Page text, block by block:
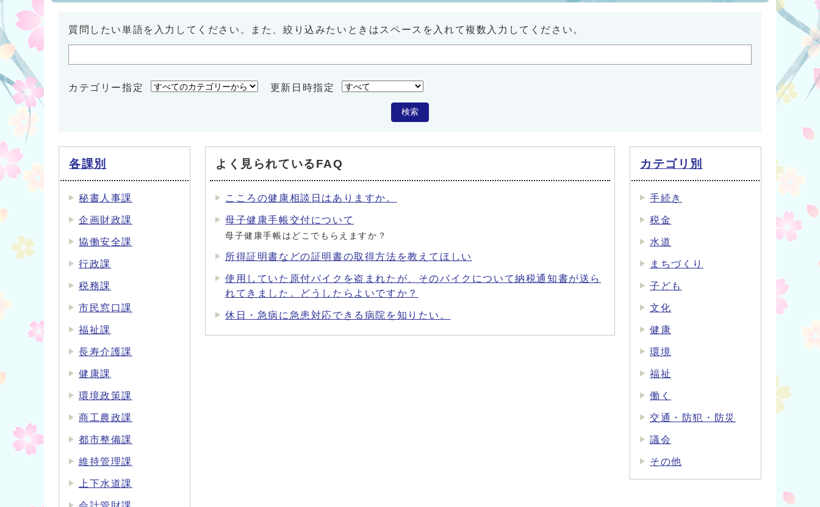
質問したい単語を入力してください。また、絞り込みたいときはスペースを入れて複数入力してください。
カテゴリー指定 更新日時指定
検索
各課別
秘書人事課
企画財政課
協働安全課
行政課
税務課
市民窓口課
福祉課
長寿介護課
健康課
環境政策課
商工農政課
都市整備課
維持管理課
上下水道課
よく見られているFAQ
こころの健康相談日はありますか。
母子健康手帳交付について
母子健康手帳はどこでもらえますか？
所得証明書などの証明書の取得方法を教えてほしい
使用していた原付バイクを盗まれたが、そのバイクについて納税通知書が送ら
れてきました。どうしたらよいですか？
休日・急病に急患対応できる病院を知りたい。
カテゴリ別
手続き
税金
水道
まちづくり
子ども
文化
健康
環境
福祉
働く
交通・防犯・防災
議会
その他